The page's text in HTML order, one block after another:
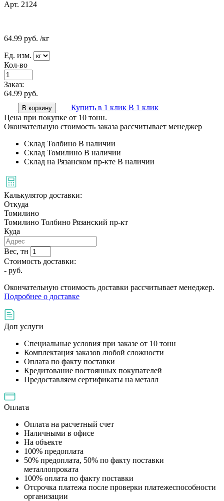
Арт. 2124
64.99 руб. /кг
Ед. изм.
Кол-во
Заказ:
64.99 руб.
В корзину Купить в 1 клик В 1 клик
Цена при покупке от 10 тонн.
Окончательную стоимость заказа рассчитывает менеджер
Склад Толбино В наличии
Склад Томилино В наличии
Склад на Рязанском пр-кте В наличии
Калькулятор доставки:
Откуда
Томилино
Томилино Толбино Рязанский пр-кт
Куда
Вес, тн
Стоимость доставки:
- руб.
Окончательную стоимость доставки рассчитывает менеджер.
Подробнее о доставке
Доп услуги
Специальные условия при заказе от 10 тонн
Комплектация заказов любой сложности
Оплата по факту поставки
Кредитование постоянных покупателей
Предоставляем сертификаты на металл
Оплата
Оплата на расчетный счет
Наличными в офисе
На объекте
100% предоплата
50% предоплата, 50% по факту поставки
металлопроката
100% оплата по факту поставки
Отсрочка платежа после проверки платежеспособности
организации